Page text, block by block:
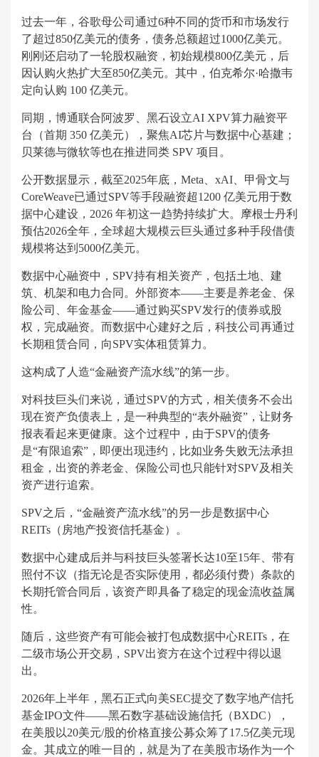
过去一年，谷歌母公司通过6种不同的货币和市场发行
了超过850亿美元的债务，债务总额超过1000亿美元。
刚刚还启动了一轮股权融资，初始规模800亿美元，后
因认购火热扩大至850亿美元。其中，伯克希尔·哈撒韦
定向认购 100 亿美元。
同期，博通联合阿波罗、黑石设立AI XPV算力融资平
台（首期 350 亿美元），聚焦AI芯片与数据中心基建；
贝莱德与微软等也在推进同类 SPV 项目。
公开数据显示，截至2025年底，Meta、xAI、甲骨文与
CoreWeave已通过SPV等手段融资超1200 亿美元用于数
据中心建设，2026 年初这一趋势持续扩大。摩根士丹利
预估2026全年，全球超大规模云巨头通过多种手段借债
规模将达到5000亿美元。
数据中心融资中，SPV持有相关资产，包括土地、建
筑、机架和电力合同。外部资本——主要是养老金、保
险公司、年金基金——通过购买SPV发行的债券或股
权，完成融资。而数据中心建好之后，科技公司再通过
长期租赁合同，向SPV实体租赁算力。
这构成了人造“金融资产流水线”的第一步。
对科技巨头们来说，通过SPV的方式，相关债务不会出
现在资产负债表上，是一种典型的“表外融资”，让财务
报表看起来更健康。这个过程中，由于SPV的债务
是“有限追索”，即便出现违约，比如业务失败无法承担
租金，出资的养老金、保险公司也只能针对SPV及相关
资产进行追索。
SPV之后，“金融资产流水线”的另一步是数据中心
REITs（房地产投资信托基金）。
数据中心建成后并与科技巨头签署长达10至15年、带有
照付不议（指无论是否实际使用，都必须付费）条款的
长期托管合同后，该资产即具备了稳定的现金流收益属
性。
随后，这些资产有可能会被打包成数据中心REITs，在
二级市场公开交易，SPV出资方在这个过程中得以退
出。
2026年上半年，黑石正式向美SEC提交了数字地产信托
基金IPO文件——黑石数字基础设施信托（BXDC），
在美股以20美元/股的价格直接公募众筹了17.5亿美元现
金。其成立的唯一目的，就是为了在美股市场作为一个